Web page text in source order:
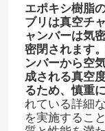
屋外用エポキ
難燃性エポキ
射出エポキシ
エポキシ樹脂
ブリは真空チ
ャンバーは気
密閉されます
ンバーから空
成される真空
るため、慎重
れている詳細
を実施するこ